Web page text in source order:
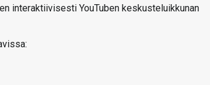
interaktiivisesti YouTuben keskusteluikkunan